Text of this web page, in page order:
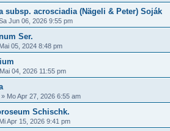
subsp. acrosciadia (Nägeli & Peter) Soják
Jun 06, 2026 9:55 pm
Ser.
05, 2024 8:48 pm
04, 2026 11:55 pm
» Mo Apr 27, 2026 6:55 am
Schischk.
Mi Apr 15, 2026 9:41 pm